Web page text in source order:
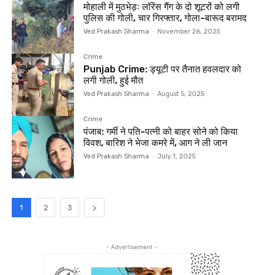
मोहाली में मुठभेड़ः लॉरेंस गैंग के दो शूटरों को लगी
पुलिस की गोली, चार गिरफ्तार, गोला-बारूद बरामद
Ved Prakash Sharma - November 26, 2025
Crime
Punjab Crime: ड्यूटी पर तैनात हवलदार को
लगी गोली, हुई मौत
Ved Prakash Sharma - August 5, 2025
Crime
पंजाब: गर्मी ने पति-पत्नी को बाहर सोने को किया
विवश, बारिश ने भेजा कमरे में, आग ने ली जान
Ved Prakash Sharma - July 1, 2025
1 2 3
- Advertisement -